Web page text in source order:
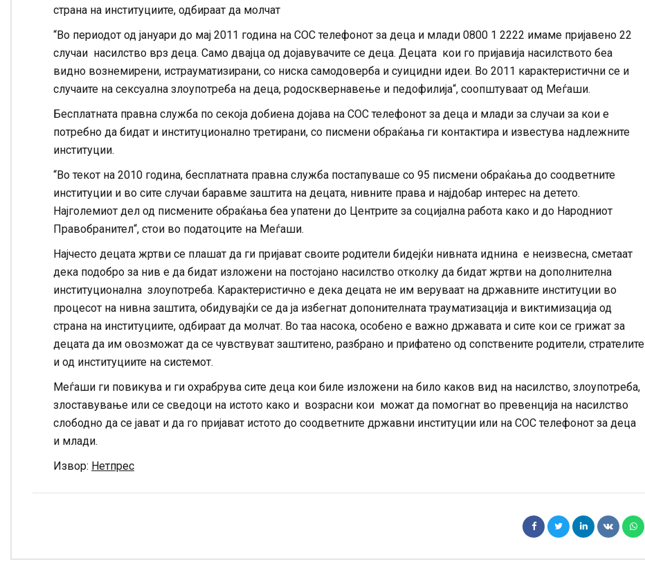
страна на институциите, одбираат да молчат
“Во периодот од јануари до мај 2011 година на СОС телефонот за деца и млади 0800 1 2222 имаме пријавено 22
случаи насилство врз деца. Само двајца од дојавувачите се деца. Децата кои го пријавија насилството беа
видно вознемирени, истрауматизирани, со ниска самодоверба и суицидни идеи. Во 2011 карактеристични се и
случаите на сексуална злоупотреба на деца, родосквернавење и педофилија“, соопштуваат од Меѓаши.
Бесплатната правна служба по секоја добиена дојава на СОС телефонот за деца и млади за случаи за кои е
потребно да бидат и институционално третирани, со писмени обраќања ги контактира и известува надлежните
институции.
“Во текот на 2010 година, бесплатната правна служба постапуваше со 95 писмени обраќања до соодветните
институции и во сите случаи баравме заштита на децата, нивните права и најдобар интерес на детето.
Најголемиот дел од писмените обраќања беа упатени до Центрите за социјална работа како и до Народниот
Правобранител“, стои во податоците на Меѓаши.
Најчесто децата жртви се плашат да ги пријават своите родители бидејќи нивната иднина е неизвесна, сметаат
дека подобро за нив е да бидат изложени на постојано насилство отколку да бидат жртви на дополнителна
институционална злоупотреба. Карактеристично е дека децата не им веруваат на државните институции во
процесот на нивна заштита, обидувајќи се да ја избегнат допонителната трауматизација и виктимизација од
страна на институциите, одбираат да молчат. Во таа насока, особено е важно државата и сите кои се грижат за
децата да им овозможат да се чувствуват заштитено, разбрано и прифатено од сопствените родители, стрателите
и од институциите на системот.
Меѓаши ги повикува и ги охрабрува сите деца кои биле изложени на било каков вид на насилство, злоупотреба,
злоставување или се сведоци на истото како и возрасни кои можат да помогнат во превенција на насилство
слободно да се јават и да го пријават истото до соодветните државни институции или на СОС телефонот за деца
и млади.
Извор: Нетпрес